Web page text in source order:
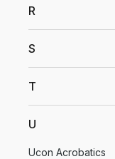
R
S
T
U
Ucon Acrobatics